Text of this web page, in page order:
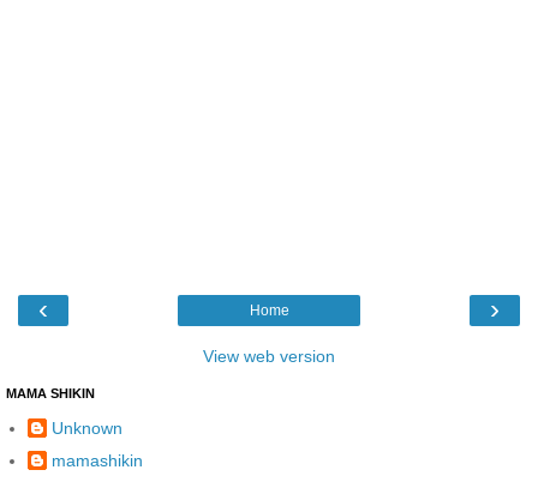
‹ ›
Home
View web version
MAMA SHIKIN
Unknown
mamashikin